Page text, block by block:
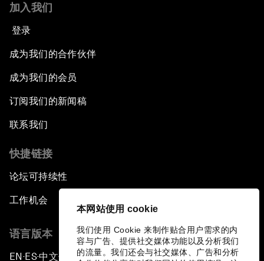
本网站使用 cookie
我们使用 Cookie 来制作贴合用户需求的内
容与广告、提供社交媒体功能以及分析我们
的流量。我们还会与社交媒体、广告和分析
加入我们
登录
成为我们的合作伙伴
成为我们的会员
订阅我们的新闻稿
联系我们
快捷链接
论坛可持续性
工作机会
语言版本
EN ▪ES▪中文▪ 日本語